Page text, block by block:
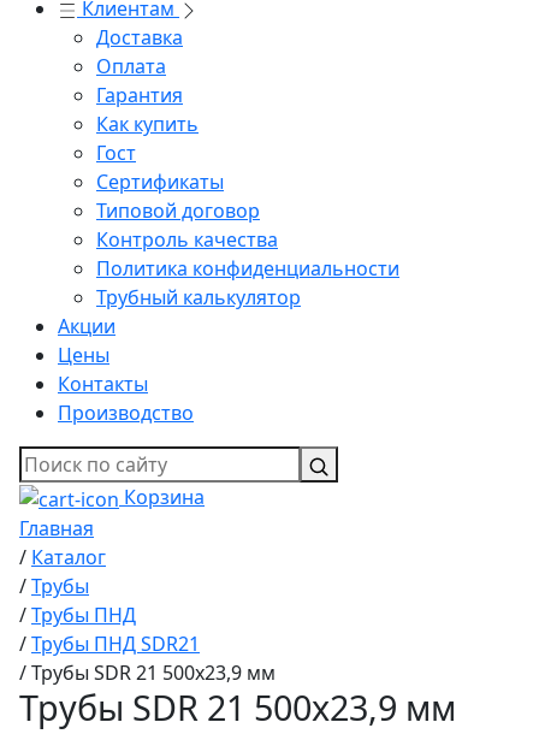
Клиентам
Доставка
Оплата
Гарантия
Как купить
Гост
Сертификаты
Типовой договор
Контроль качества
Политика конфиденциальности
Трубный калькулятор
Акции
Цены
Контакты
Производство
Корзина
Главная
/ Каталог
/Трубы
/Трубы ПНД
/Трубы ПНД SDR21
/Трубы SDR 21 500x23,9 мм
Трубы SDR 21 500x23,9 мм